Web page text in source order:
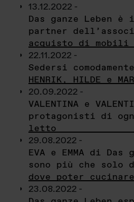
13.12.2022 -
Das ganze Leben è
partner
acquisto di mobili
22.11.2022 -
Sedersi
HENRIK, HILDE e
20.09.2022 -
VALENTINA e
protagonisti di
letto
29.08.2022 -
EVA e EMMA di Das
sono più che solo
dove poter cucinare
23.08.2022 -